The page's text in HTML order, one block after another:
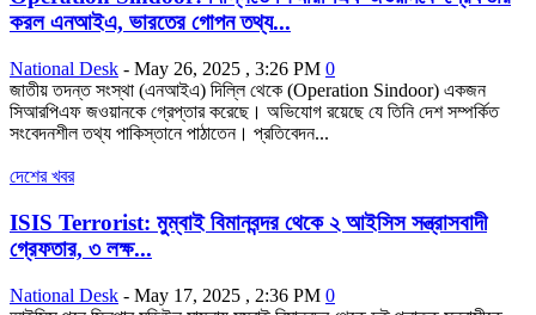
করল এনআইএ, ভারতের গোপন তথ্য...
National Desk - May 26, 2025 , 3:26 PM 0
জাতীয় তদন্ত সংস্থা (এনআইএ) দিল্লি থেকে (Operation Sindoor) একজন
সিআরপিএফ জওয়ানকে গ্রেপ্তার করেছে। অভিযোগ রয়েছে যে তিনি দেশ সম্পর্কিত
সংবেদনশীল তথ্য পাকিস্তানে পাঠাতেন। প্রতিবেদন...
দেশের খবর
ISIS Terrorist: মুম্বাই বিমানবন্দর থেকে ২ আইসিস সন্ত্রাসবাদী
গ্রেফতার, ৩ লক্ষ...
National Desk - May 17, 2025 , 2:36 PM 0